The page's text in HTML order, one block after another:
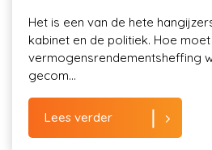
Het is een van de hete
kabinet en de politiek. Hoe
vermogensrendementsheffing
gecom...
Lees verder